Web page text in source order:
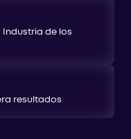
Industria de los
resultados